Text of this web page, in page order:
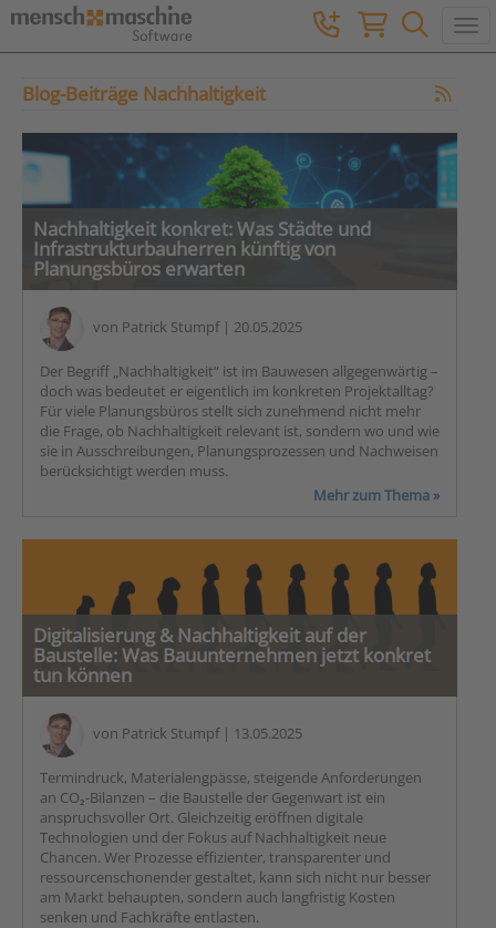
Blog-Beiträge Nachhaltigkeit
Nachhaltigkeit konkret: Was Städte und
Infrastrukturbauherren künftig von
Planungsbüros erwarten
von Patrick Stumpf| 20.05.2025
Der Begriff „Nachhaltigkeit“ ist im Bauwesen allgegenwärtig –
doch was bedeutet er eigentlich im konkreten Projektalltag?
Für viele Planungsbüros stellt sich zunehmend nicht mehr
die Frage, ob Nachhaltigkeit relevant ist, sondern wo und wie
sie in Ausschreibungen, Planungsprozessen und Nachweisen
berücksichtigt werden muss.
Mehr zum Thema »
Digitalisierung & Nachhaltigkeit auf der
Baustelle: Was Bauunternehmen jetzt konkret
tun können
von Patrick Stumpf| 13.05.2025
Termindruck, Materialengpässe, steigende Anforderungen
an CO₂-Bilanzen – die Baustelle der Gegenwart ist ein
anspruchsvoller Ort. Gleichzeitig eröffnen digitale
Technologien und der Fokus auf Nachhaltigkeit neue
Chancen. Wer Prozesse effizienter, transparenter und
ressourcenschonender gestaltet, kann sich nicht nur besser
am Markt behaupten, sondern auch langfristig Kosten
senken und Fachkräfte entlasten.